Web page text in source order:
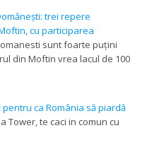
trei repere
cu participarea
sunt foarte puțini
din Moftin vrea lacul de 100
pentru ca România să piardă
Tower, te caci in comun cu